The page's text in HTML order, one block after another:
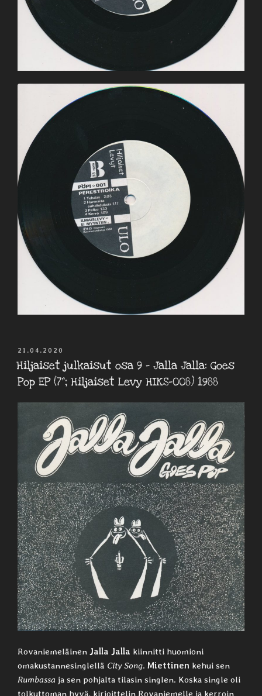
JULKAISTU
21.04.2020
Hiljaiset julkaisut osa 9 – Jalla Jalla: Goes
Pop EP (7”; Hiljaiset Levy HIKS-008) 1988
Rovaniemeläinen Jalla Jalla kiinnitti huomioni
omakustannesinglellä City Song. Miettinen kehui sen
Rumbassa ja sen pohjalta tilasin singlen. Koska single oli
tolkuttoman hyvä, kirjoittelin Rovaniemelle ja kerroin